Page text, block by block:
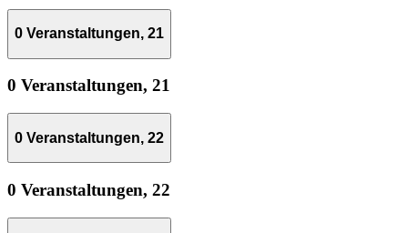
0 Veranstaltungen, 21
0 Veranstaltungen, 21
0 Veranstaltungen, 22
0 Veranstaltungen, 22